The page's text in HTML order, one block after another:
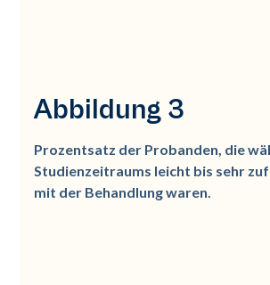
Abbildung 3
Prozentsatz der Probanden, die
Studienzeitraums leicht bis sehr
mit der Behandlung waren.